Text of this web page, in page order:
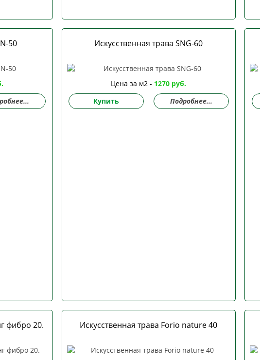
50 Искусственная трава SNG-60
Цена за м2 - 1270 руб.
Купить
Подробнее...
фибро 20. Искусственная трава Forio nature 40